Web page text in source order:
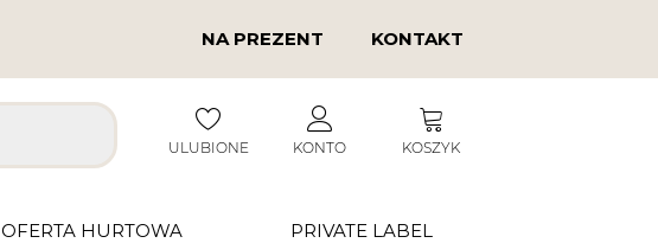
NA PREZENT KONTAKT
ULUBIONE KONTO KOSZYK
OFERTA HURTOWA PRIVATE LABEL